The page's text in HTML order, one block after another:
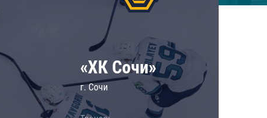
«ХК Сочи»
г. Сочи